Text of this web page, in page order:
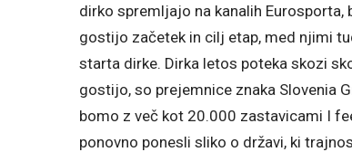
dirko spremljajo na kanalih
gostijo začetek in cilj etap, med njimi
starta dirke. Dirka letos poteka skozi
gostijo, so prejemnice znaka Slovenia
bomo z več kot 20.000 zastavicami I
ponovno ponesli sliko o državi, ki